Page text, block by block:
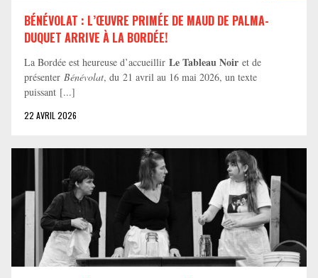
BÉNÉVOLAT : L’ŒUVRE PRIMÉE DE MAUD DE PALMA-
DUQUET ARRIVE À LA BORDÉE!
La Bordée est heureuse d’accueillir Le Tableau Noir et de
présenter Bénévolat, du 21 avril au 16 mai 2026, un texte
puissant [...]
22 AVRIL 2026